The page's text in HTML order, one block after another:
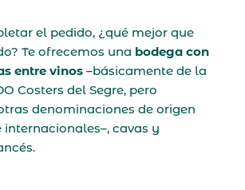
el pedido, ¿qué mejor que
Te ofrecemos una bodega con
entre vinos–básicamente de la
Costers del Segre, pero
denominaciones de origen
internacionales–, cavas y